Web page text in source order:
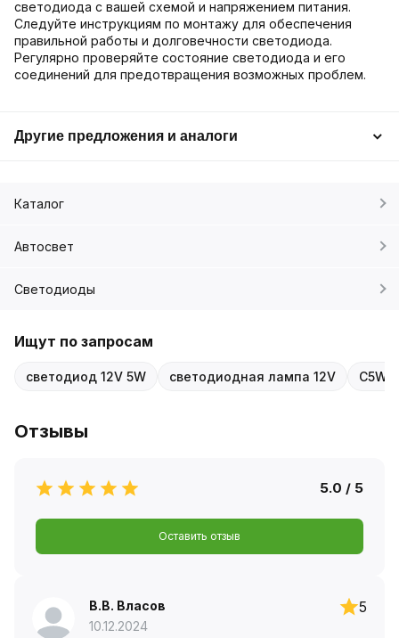
светодиода с вашей схемой и напряжением питания.
Следуйте инструкциям по монтажу для обеспечения
правильной работы и долговечности светодиода.
Регулярно проверяйте состояние светодиода и его
соединений для предотвращения возможных проблем.
Другие предложения и аналоги
Каталог
Автосвет
Светодиоды
Ищут по запросам
светодиод 12V 5W светодиодная лампа 12V C5W
Отзывы
5.0 / 5
Оставить отзыв
В.В. Власов
10.12.2024
5